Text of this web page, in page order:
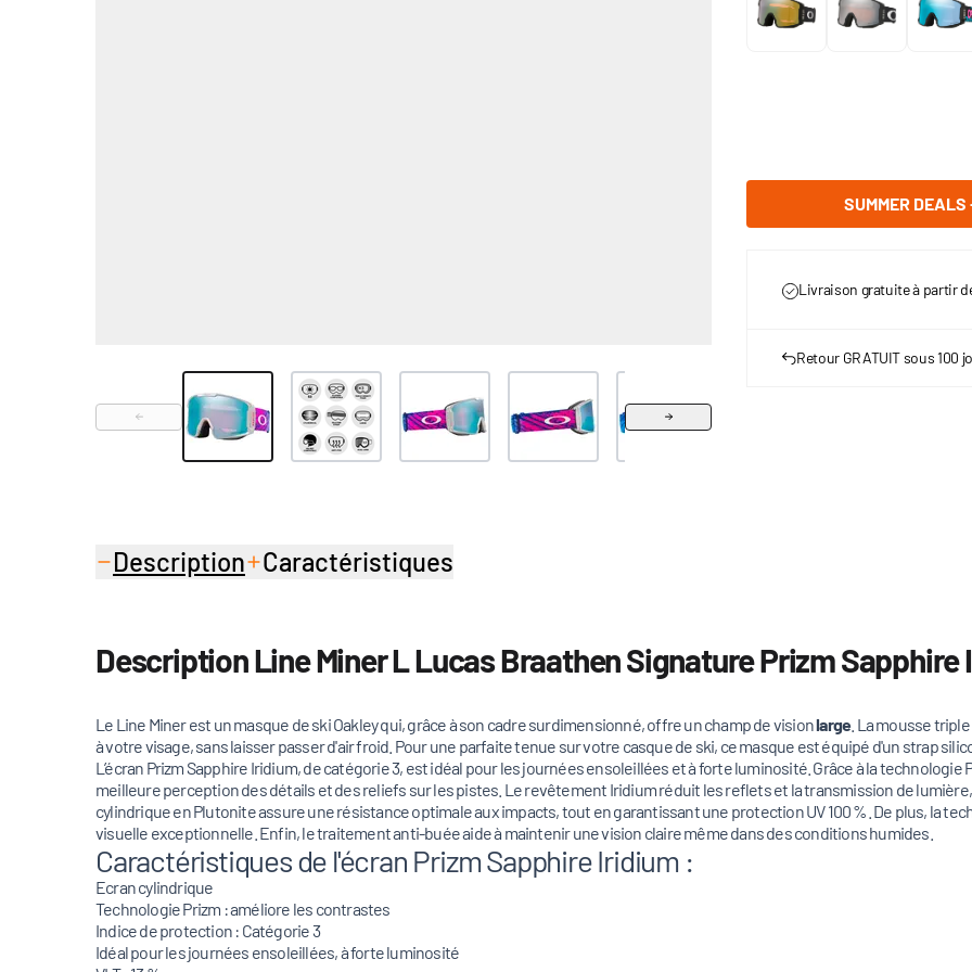
View larger imageView larger image
SUMMER
Livraison gratuite à partir
Retour GRATUIT sous 100
Description Caractéristiques
Description Line Miner L Lucas Braathen Signature Prizm Sapphire
Le Line Miner est un masque de ski Oakley qui, grâce à son cadre surdimensionné, offre un champ de visionlarge. La mousse
à votre visage, sans laisser passer d'air froid. Pour une parfaite tenue sur votre casque de ski, ce masque est équipé d'un strap
L’écran Prizm Sapphire Iridium, de catégorie 3, est idéal pour les journées ensoleillées et à forte luminosité. Grâce à la
meilleure perception des détails et des reliefs sur les pistes. Le revêtement Iridium réduit les reflets et la transmission de
cylindrique en Plutonite assure une résistance optimale aux impacts, tout en garantissant une protection UV 100 %. De plus, la
visuelle exceptionnelle. Enfin, le traitement anti-buée aide à maintenir une vision claire même dans des conditions humides.
Caractéristiques de l'écran Prizm Sapphire Iridium :
Ecran cylindrique
Technologie Prizm : améliore les contrastes
Indice de protection : Catégorie 3
Idéal pour les journées ensoleillées, à forte luminosité